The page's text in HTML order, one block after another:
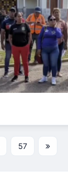
57